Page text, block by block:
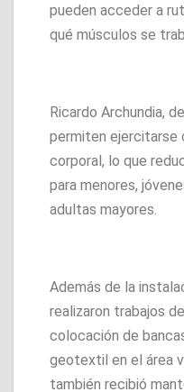
pueden acceder a
qué músculos se
Ricardo Archundia,
permiten ejercitarse
corporal, lo que
para menores,
adultas mayores.
Además de la
realizaron trabajos
colocación de
geotextil en el área
también recibió